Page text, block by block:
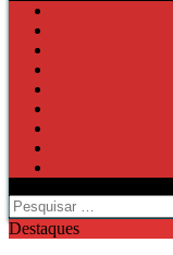
Pesquisar
por:
Destaques